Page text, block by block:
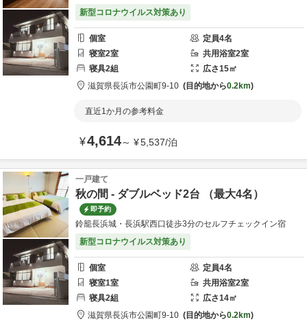
新型コロナウイルス対策あり
個室 定員4名
寝室2室 共用浴室2室
寝具2組 広さ15㎡
滋賀県長浜市公園町9-10 目的地から0.2km
直近1か月の参考料金
¥4,614～ ¥5,537/泊
一戸建て
秋の間 - ダブルベッド2台 （最大4名）
即予約
鈴籠長浜城・長浜駅西口徒歩3分のセルフチェックイン宿
新型コロナウイルス対策あり
個室 定員4名
寝室1室 共用浴室2室
寝具2組 広さ14㎡
滋賀県長浜市公園町9-10 目的地から0.2km